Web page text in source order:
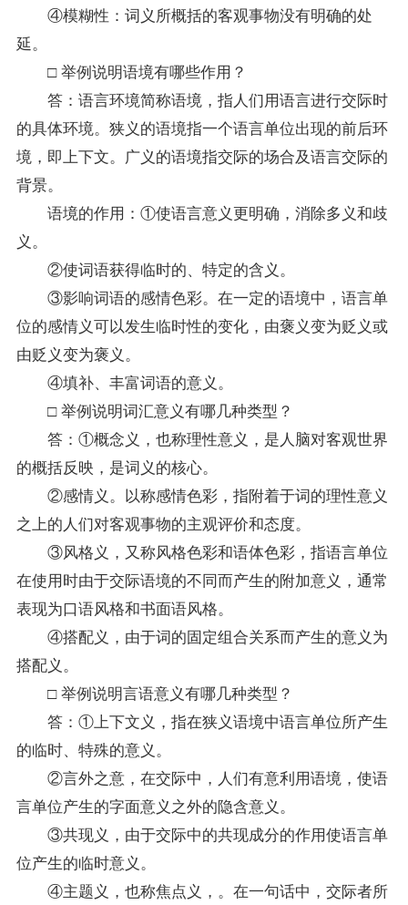
④模糊性：词义所概括的客观事物没有明确的处
延。
□ 举例说明语境有哪些作用？
答：语言环境简称语境，指人们用语言进行交际时
的具体环境。狭义的语境指一个语言单位出现的前后环
境，即上下文。广义的语境指交际的场合及语言交际的
背景。
语境的作用：①使语言意义更明确，消除多义和歧
义。
②使词语获得临时的、特定的含义。
③影响词语的感情色彩。在一定的语境中，语言单
位的感情义可以发生临时性的变化，由褒义变为贬义或
由贬义变为褒义。
④填补、丰富词语的意义。
□ 举例说明词汇意义有哪几种类型？
答：①概念义，也称理性意义，是人脑对客观世界
的概括反映，是词义的核心。
②感情义。以称感情色彩，指附着于词的理性意义
之上的人们对客观事物的主观评价和态度。
③风格义，又称风格色彩和语体色彩，指语言单位
在使用时由于交际语境的不同而产生的附加意义，通常
表现为口语风格和书面语风格。
④搭配义，由于词的固定组合关系而产生的意义为
搭配义。
□ 举例说明言语意义有哪几种类型？
答：①上下文义，指在狭义语境中语言单位所产生
的临时、特殊的意义。
②言外之意，在交际中，人们有意利用语境，使语
言单位产生的字面意义之外的隐含意义。
③共现义，由于交际中的共现成分的作用使语言单
位产生的临时意义。
④主题义，也称焦点义，。在一句话中，交际者所